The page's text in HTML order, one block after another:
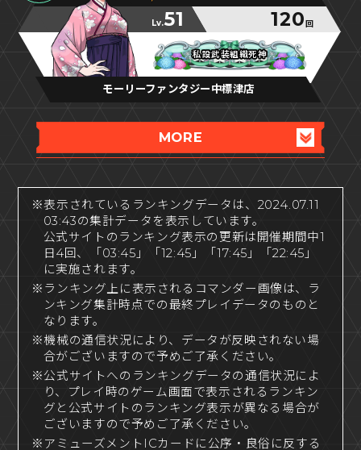
Lv.51 120 回
私設武装組織死神
私設武装組織死神
私設武装組織死神
モーリーファンタジー中標津店
MORE
※表示されているランキングデータは、2024.07.11
03:43の集計データを表示しています。
公式サイトのランキング表示の更新は開催期間中1
日4回、「03:45」「12:45」「17:45」「22:45」
に実施されます。
※ランキング上に表示されるコマンダー画像は、ラ
ンキング集計時点での最終プレイデータのものと
なります。
※機械の通信状況により、データが反映されない場
合がございますので予めご了承ください。
※公式サイトへのランキングデータの通信状況によ
り、プレイ時のゲーム画面で表示されるランキン
グと公式サイトのランキング表示が異なる場合が
ございますので予めご了承ください。
※アミューズメントICカードに公序・良俗に反する